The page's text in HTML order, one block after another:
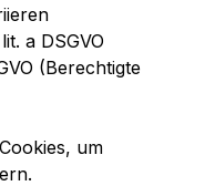
a DSGVO
(Berechtigte
um